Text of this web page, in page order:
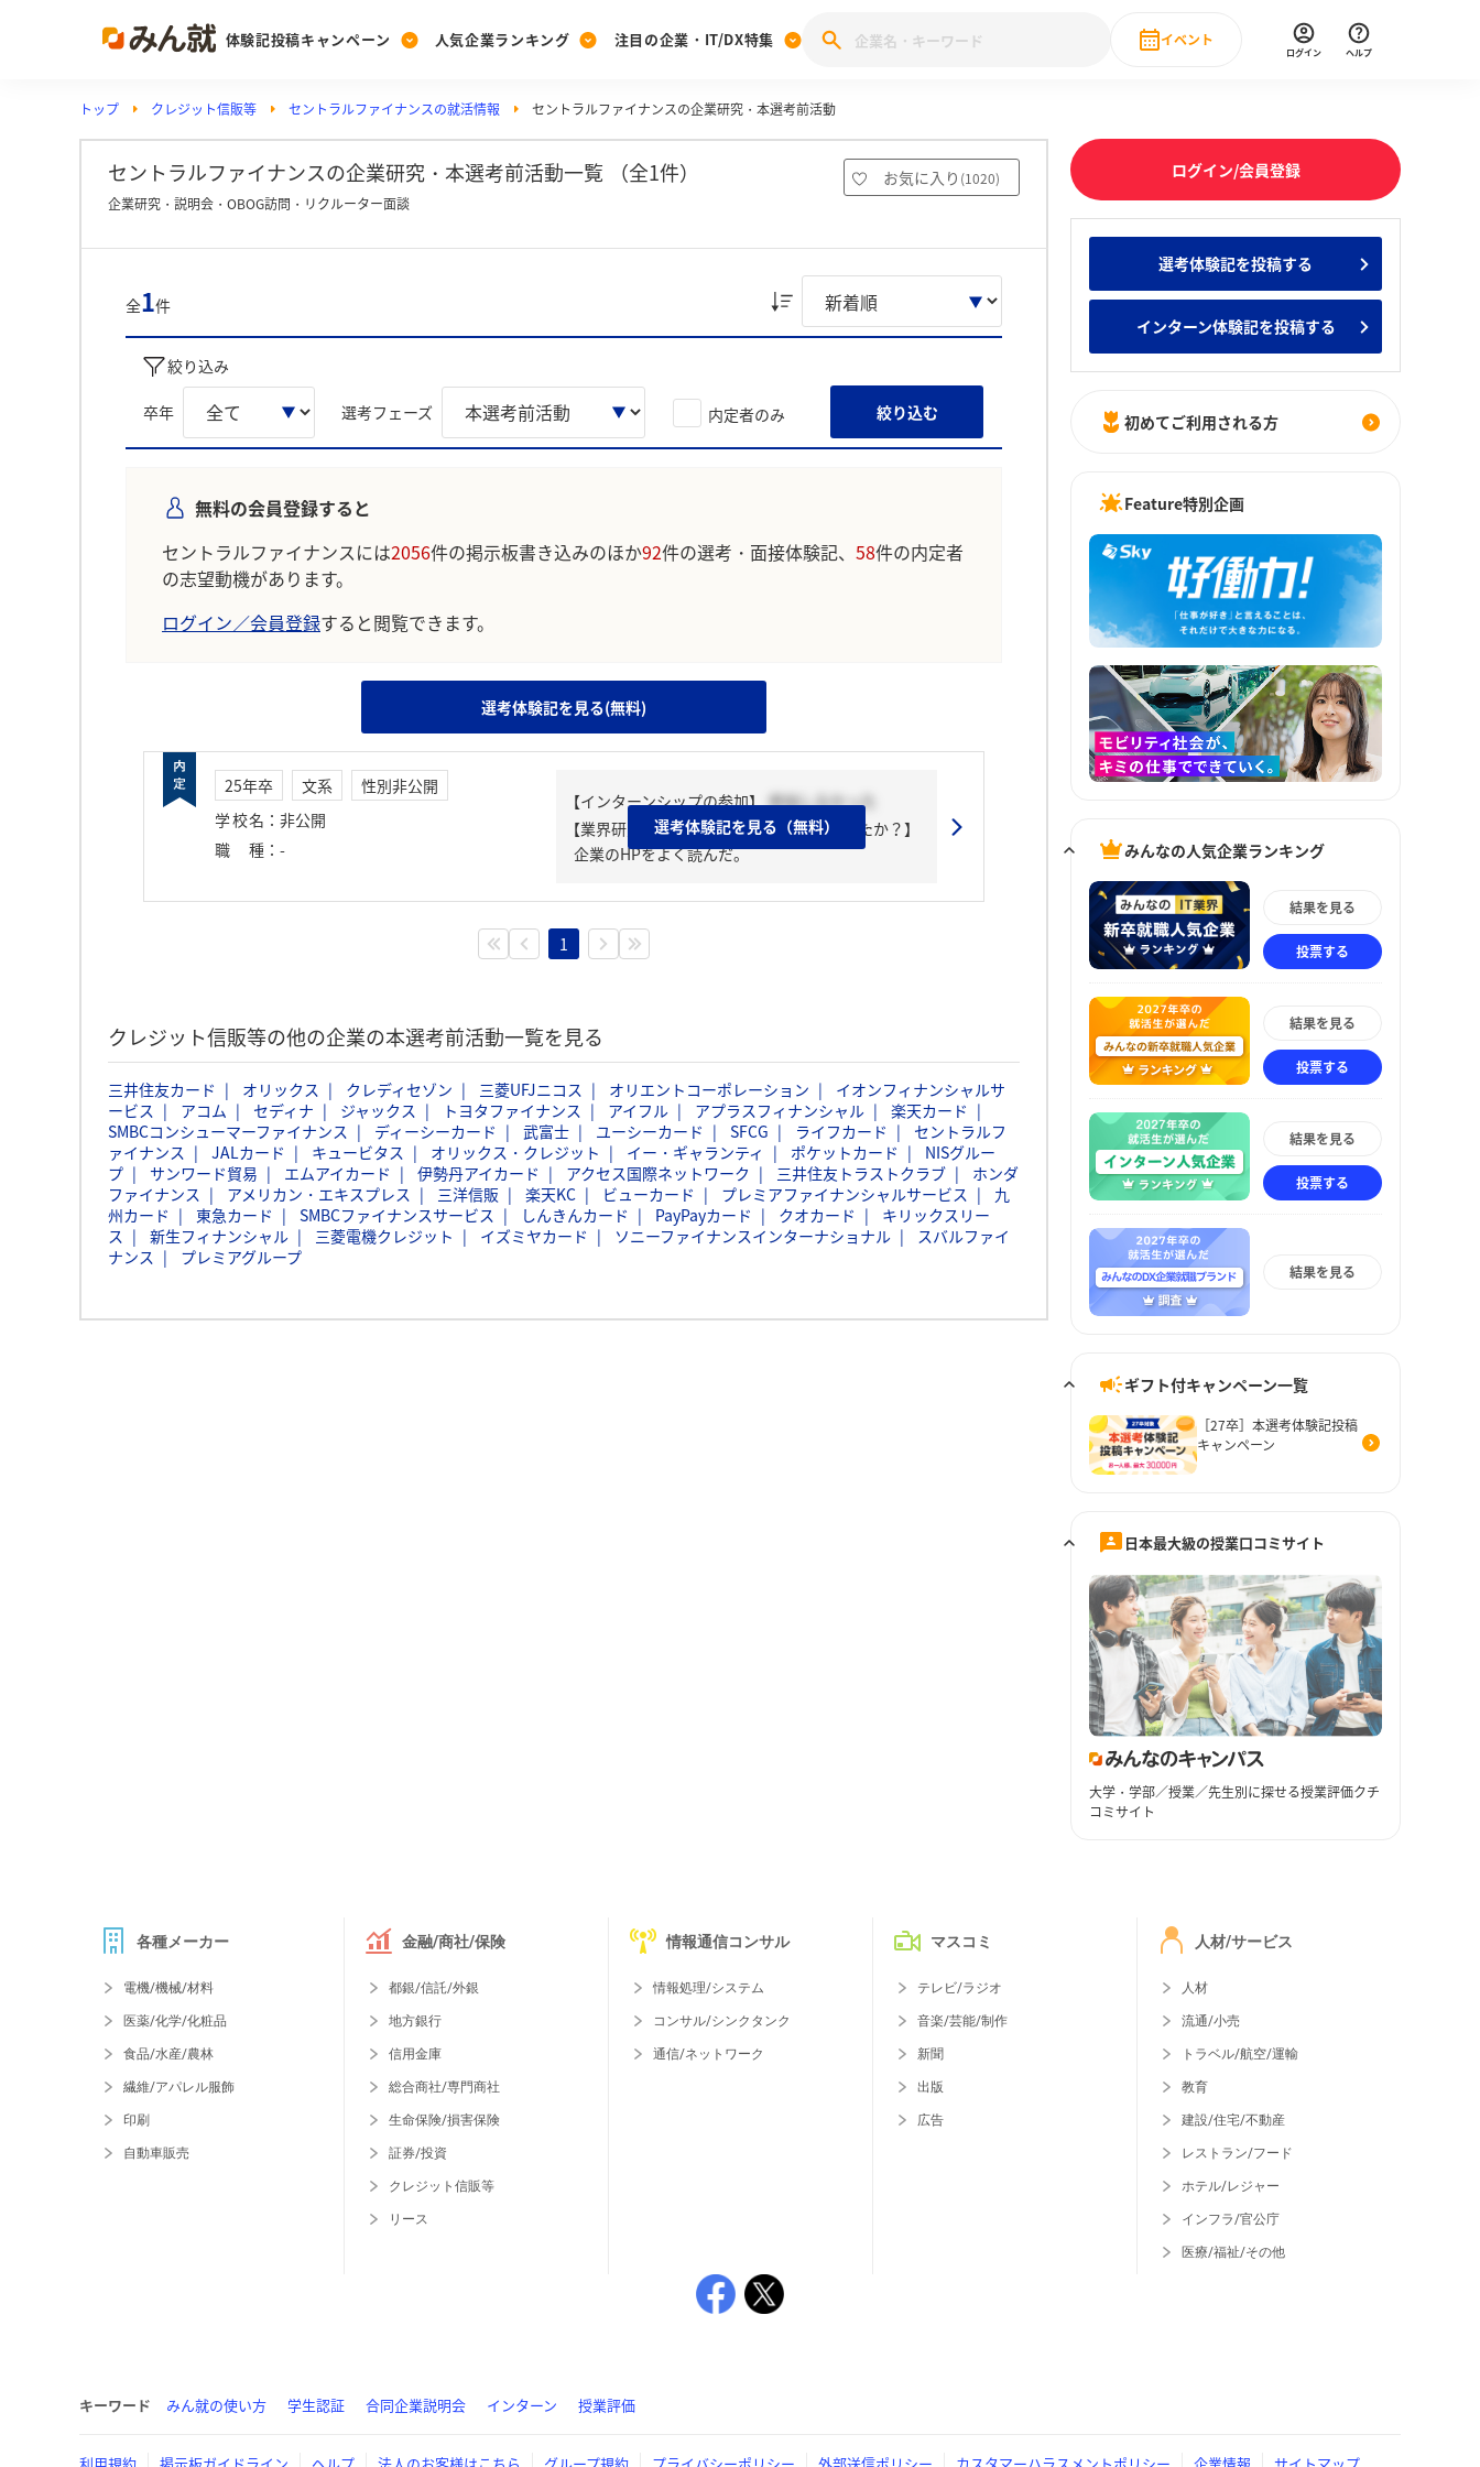
体験記投稿キャンペーン
Post
投稿する
[27卒] 本選考体験記投稿キャンペーン
人気企業ランキング
Ranking
ランキングを見る
みんなのDX企業就職ブランド調査
Vote みんなの新卒就職人気企業ランキング みんなのインターン人気企業ランキ
注目の企業・IT/DX特集
PickUp
注目の企業特集
28卒 IT・DX現場社員インタビュー
イベント
直近のイベント一覧
ログイン ヘルプ
トップ クレジット信販等 セントラルファイナンスの就活情報 セントラルファイナンスの企業研究・本選考前活動
セントラルファイナンスの企業研究・本選考前活動一覧 （全1件） お気に入り (1020)
企業研究・説明会・OBOG訪問・リクルーター面談
全1件
絞り込み
卒年 選考フェーズ 内定者のみ 絞り込む
無料の会員登録すると
セントラルファイナンスには2056件の掲示板書き込みのほか92件の選考・面接体験記、 58件の内定者
の志望動機があります。
ログイン／会員登録すると閲覧できます。
選考体験記を見る(無料)
25年卒 文系
性別非公開
学校名 ： 非公開
職種 ： -
【インターンシップの参加】 参加しなかった
【業界研究・企業研究はどんな風にしましたか？】
企業のHPをよく読んだ。
選考体験記を見る（無料）
1
クレジット信販等の他の企業の本選考前活動一覧を見る
三井住友カード オリックス クレディセゾン 三菱UFJニコス オリエントコーポレーション
イオンフィナンシャルサ
ービス
アコム セディナ ジャックス トヨタファイナンス アイフル アプラスフィナンシャル
楽天カード
SMBCコンシューマーファイナンス
ディーシーカード 武富士 ユーシーカード SFCG ライフカード
セントラルフ
ァイナンス
JALカード キュービタス オリックス・クレジット イー・ギャランティ ポケットカード
NISグルー
プ
サンワード貿易 エムアイカード 伊勢丹アイカード アクセス国際ネットワーク 三井住友トラストクラブ
ホンダ
ファイナンス
アメリカン・エキスプレス 三洋信販 楽天KC ビューカード プレミアファイナンシャルサービス
九
州カード
東急カード SMBCファイナンスサービス しんきんカード PayPayカード クオカード
キリックスリー
ス
新生フィナンシャル 三菱電機クレジット イズミヤカード ソニーファイナンスインターナショナル
スバルファイ
ナンス
プレミアグループ
ログイン/会員登録
選考体験記を投稿する
インターン体験記を投稿する
初めてご利用される方
Feature特別企画
みんなの人気企業ランキング
結果を見る
投票する
結果を見る
投票する
結果を見る
投票する
結果を見る
ギフト付キャンペーン一覧
［27卒］本選考体験記投稿
キャンペーン
日本最大級の授業口コミサイト
大学・学部／授業／先生別に探せる授業評価クチ
コミサイト
各種メーカー
電機/機械/材料
医薬/化学/化粧品
食品/水産/農林
繊維/アパレル服飾
印刷
自動車販売
金融/商社/保険
都銀/信託/外銀
地方銀行
信用金庫
総合商社/専門商社
生命保険/損害保険
証券/投資
クレジット信販等
リース
情報通信コンサル
情報処理/システム
コンサル/シンクタンク
通信/ネットワーク
マスコミ
テレビ/ラジオ
音楽/芸能/制作
新聞
出版
広告
人材/サービス
人材
流通/小売
トラベル/航空/運輸
教育
建設/住宅/不動産
レストラン/フード
ホテル/レジャー
インフラ/官公庁
医療/福祉/その他
キーワード みん就の使い方 学生認証 合同企業説明会 インターン 授業評価